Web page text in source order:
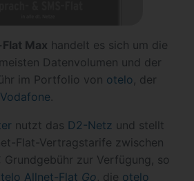
Max handelt es sich um die
Datenvolumen und der
im Portfolio von otelo, der
Vodafone.
nutzt das D2-Netz und stellt
Flat-Vertragstarife zwischen
zur Verfügung, so
Allnet-Flat Go, die otelo